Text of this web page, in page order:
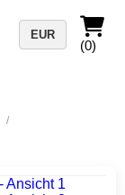
EUR
(0)
/